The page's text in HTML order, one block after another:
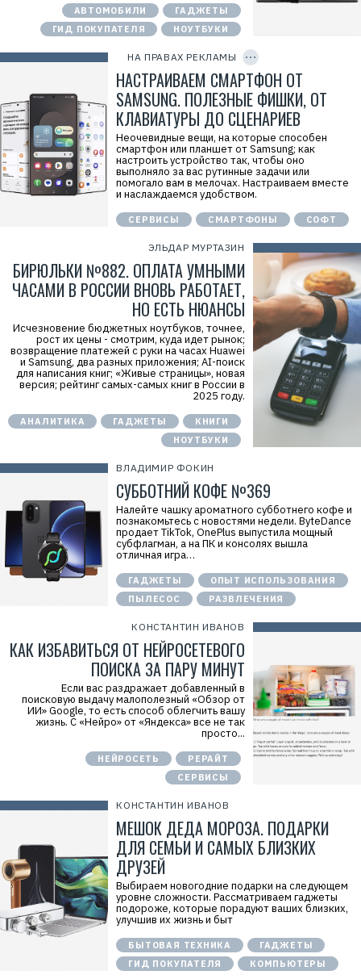
АВТОМОБИЛИ
ГАДЖЕТЫ
ГИД ПОКУПАТЕЛЯ
НОУТБУКИ
НА ПРАВАХ РЕКЛАМЫ
д
т
е
л
ь
:
О
О
О
«
Н
и
м
7
7
3
Y
I
D
НАСТРАИВАЕМ СМАРТФОН ОТ
SAMSUNG. ПОЛЕЗНЫЕ ФИШКИ, ОТ
КЛАВИАТУРЫ ДО СЦЕНАРИЕВ
Неочевидные вещи, на которые способен
смартфон или планшет от Samsung; как
настроить устройство так, чтобы оно
выполняло за вас рутинные задачи или
помогало вам в мелочах. Настраиваем вместе
и наслаждаемся удобством.
СЕРВИСЫ СМАРТФОНЫ СОФТ
ЭЛЬДАР МУРТАЗИН
БИРЮЛЬКИ №882. ОПЛАТА УМНЫМИ
ЧАСАМИ В РОССИИ ВНОВЬ РАБОТАЕТ,
НО ЕСТЬ НЮАНСЫ
Исчезновение бюджетных ноутбуков, точнее,
рост их цены - смотрим, куда идет рынок;
возвращение платежей с руки на часах Huawei
и Samsung, два разных приложения; AI-поиск
для написания книг; «Живые страницы», новая
версия; рейтинг самых-самых книг в России в
2025 году.
АНАЛИТИКА ГАДЖЕТЫ
КНИГИ
НОУТБУКИ
ВЛАДИМИР ФОКИН
СУББОТНИЙ КОФЕ №369
Налейте чашку ароматного субботнего кофе и
познакомьтесь с новостями недели. ByteDance
продает TikTok, OnePlus выпустила мощный
субфлагман, а на ПК и консолях вышла
отличная игра…
ГАДЖЕТЫ
ОПЫТ ИСПОЛЬЗОВАНИЯ
ПЫЛЕСОС
РАЗВЛЕЧЕНИЯ
КОНСТАНТИН ИВАНОВ
КАК ИЗБАВИТЬСЯ ОТ НЕЙРОСЕТЕВОГО
ПОИСКА ЗА ПАРУ МИНУТ
Если вас раздражает добавленный в
поисковую выдачу малополезный «Обзор от
ИИ» Google, то есть способ облегчить вашу
жизнь. С «Нейро» от «Яндекса» все не так
просто...
НЕЙРОСЕТЬ
РЕРАЙТ
СЕРВИСЫ
КОНСТАНТИН ИВАНОВ
МЕШОК ДЕДА МОРОЗА. ПОДАРКИ
ДЛЯ СЕМЬИ И САМЫХ БЛИЗКИХ
ДРУЗЕЙ
Выбираем новогодние подарки на следующем
уровне сложности. Рассматриваем гаджеты
подороже, которые порадуют ваших близких,
улучшив их жизнь и быт
БЫТОВАЯ ТЕХНИКА
ГАДЖЕТЫ
ГИД ПОКУПАТЕЛЯ
КОМПЬЮТЕРЫ
Р
е
к
а
а
.
E
i
d
=
2
V
f
n
x
x
Q
5
Р
л
а
м
а
т
еC